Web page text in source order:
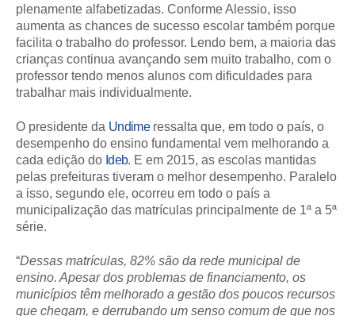
plenamente alfabetizadas. Conforme Alessio, isso
aumenta as chances de sucesso escolar também porque
facilita o trabalho do professor. Lendo bem, a maioria das
crianças continua avançando sem muito trabalho, com o
professor tendo menos alunos com dificuldades para
trabalhar mais individualmente.
O presidente da Undimeressalta que, em todo o país, o
desempenho do ensino fundamental vem melhorando a
cada edição do Ideb. E em 2015, as escolas mantidas
pelas prefeituras tiveram o melhor desempenho. Paralelo
a isso, segundo ele, ocorreu em todo o país a
municipalização das matrículas principalmente de 1ª a 5ª
série.
“Dessas matrículas, 82% são da rede municipal de
ensino. Apesar dos problemas de financiamento, os
municípios têm melhorado a gestão dos poucos recursos
que chegam, e derrubando um senso comum de que nos